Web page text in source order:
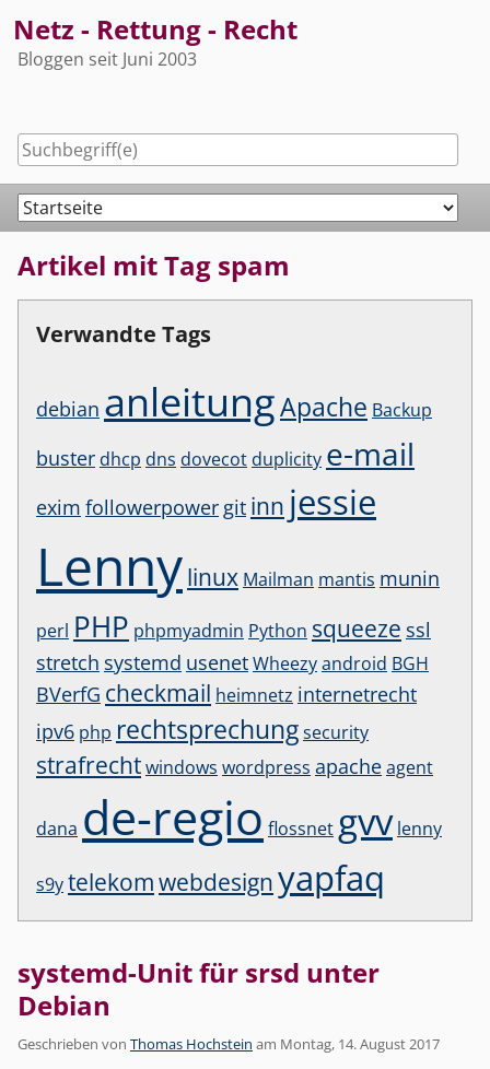
to
content
Netz - Rettung - Recht
Bloggen seit Juni 2003
Navigation
Artikel mit Tag spam
Verwandte Tags
debian anleitungApache Backup
buster dhcp dns dovecot duplicity e-mail
exim followerpower git inn jessie
Lennylinux Mailman mantis munin
perl PHP phpmyadmin Python squeeze ssl
stretch systemd usenetWheezyandroid BGH
BVerfG checkmail heimnetz internetrecht
ipv6 php rechtsprechungsecurity
strafrechtwindows wordpress apacheagent
dana de-regio flossnet gvv lenny
s9ytelekomwebdesignyapfaq
systemd-Unit für srsd unter
Debian
Geschrieben von Thomas Hochstein am Montag, 14. August 2017